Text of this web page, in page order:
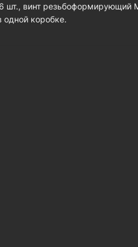
винт резьбоформирующий
одной коробке.